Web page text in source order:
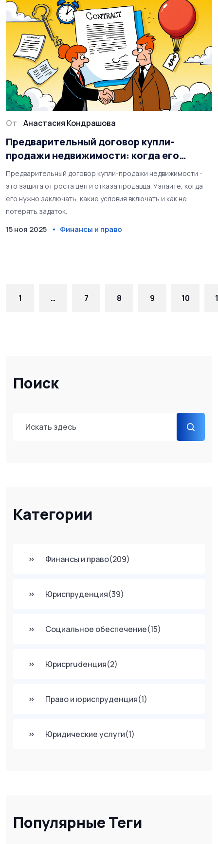
Поиск
Категории
Финансы и право(209)
Юриспруденция(39)
Социальное обеспечение(15)
Юрисprudенция(2)
Право и юриспруденция(1)
Юридические услуги(1)
Популярные Теги
От Анастасия Кондрашова
Предварительный договор купли-
продажи недвижимости: когда его
нужно заключать
Предварительный договор купли-продажи недвижимости -
это защита от роста цен и отказа продавца. Узнайте, когда
его нужно заключать, какие условия включать и как не
потерять задаток.
15 ноя 2025 Финансы и право
1 … 7 8 9 10